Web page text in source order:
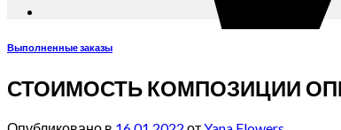
Выполненные заказы
СТОИМОСТЬ КОМПОЗИЦИИ